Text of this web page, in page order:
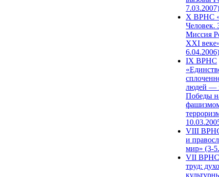
7.03.2007)
X ВРНС
Человек.
Миссия
XXI
6.04.2006)
IX ВРНС
людей —
Победы
VIII
и
мир» (3-
VII ВРНС
труд: